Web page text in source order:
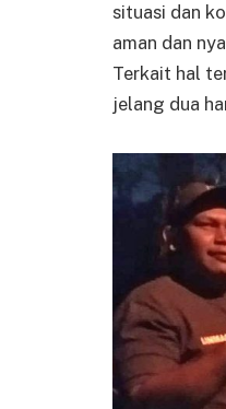
situasi dan
aman dan
Terkait hal
jelang dua